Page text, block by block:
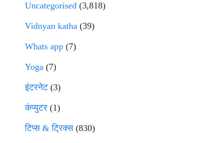
Uncategorised (3,818)
Vidnyan katha (39)
Whats app (7)
Yoga (7)
इंटरनेट(3)
कंप्युटर (1)
टिप्स & ट्रिक्स(830)